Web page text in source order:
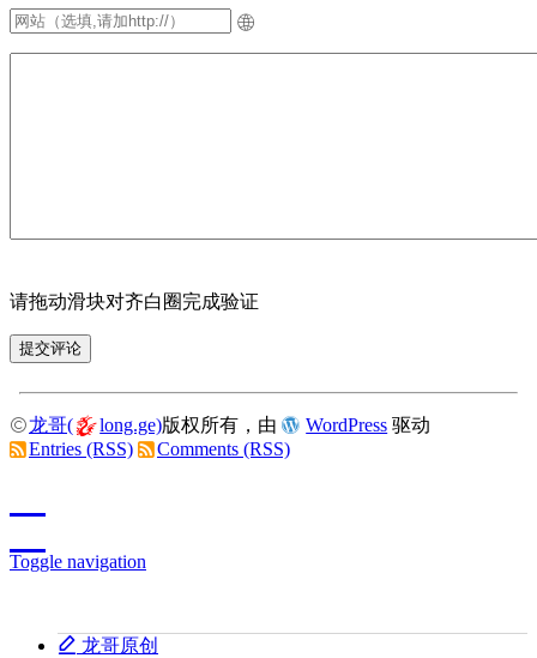
请拖动滑块对齐白圈完成验证
龙哥( long.ge)版权所有，由 WordPress 驱动
Entries (RSS)
Comments (RSS)
Toggle navigation
龙哥原创